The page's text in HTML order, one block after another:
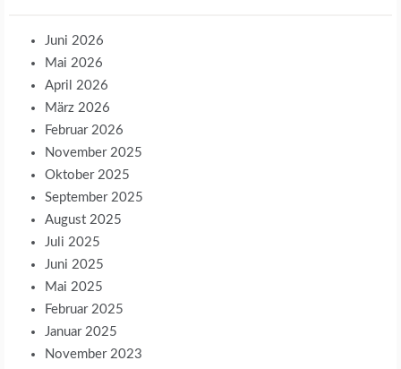
Juni 2026
Mai 2026
April 2026
März 2026
Februar 2026
November 2025
Oktober 2025
September 2025
August 2025
Juli 2025
Juni 2025
Mai 2025
Februar 2025
Januar 2025
November 2023